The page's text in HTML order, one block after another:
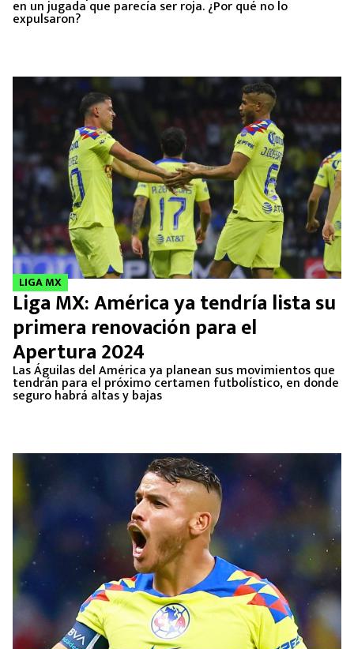
en un jugada que parecía ser roja. ¿Por qué no lo
expulsaron?
LIGA MX
Liga MX: América ya tendría lista su
primera renovación para el
Apertura 2024
Las Águilas del América ya planean sus movimientos que
tendrán para el próximo certamen futbolístico, en donde
seguro habrá altas y bajas